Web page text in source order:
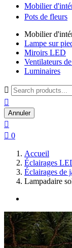
Mobilier
Pots de fleurs
Mobilier
Lampe sur
Miroirs LED
Ventilateurs
Luminaires


Annuler

 0
Accueil
Éclairages
Éclairages de
Lampadaire